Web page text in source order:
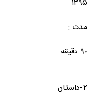
۱۳۹۵
مدت :
۹۰ دقیقه
2-داستان